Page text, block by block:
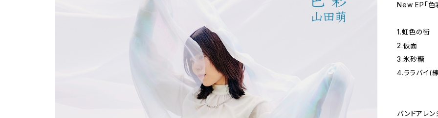
New EP「色
1.虹色の街
2.仮面
3.氷砂糖
4.ララバイ(
バンドアレ